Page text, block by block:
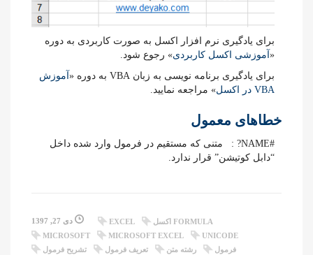
برای یادگیری نرم افزار اکسل به صورت کاربردی به دوره
« آموزشی اکسل کاربردی» رجوع شود.
برای یادگیری برنامه نویسی به زبان VBA به دوره «
آموزش
VBA در اکسل
» مراجعه نمایید.
خطاهای معمول
#NAME? : متنی که مستقیم در فرمول وارد شده داخل
“دابل کوتیشن” قرار ندارد.
دی 27, 1397 EXCEL
FORMULA اکسل
MICROSOFT
MICROSOFT EXCEL
UNICODE
تشریح فرمول
تعریف فرمول رشته متن
فرمول